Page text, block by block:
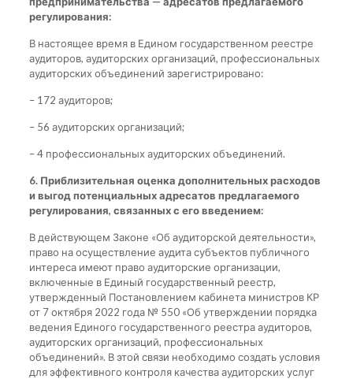
регулирования:
В настоящее время в Едином государственном реестре
аудиторов, аудиторских организаций, профессиональных
аудиторских объединений зарегистрировано:
– 172 аудиторов;
– 56 аудиторских организаций;
– 4 профессиональных аудиторских объединений.
6. Приблизительная оценка дополнительных расходов
и выгод потенциальных адресатов предлагаемого
регулирования, связанных с его введением:
В действующем Законе «Об аудиторской деятельности»,
право на осуществление аудита субъектов публичного
интереса имеют право аудиторские организации,
включенные в Единый государственный реестр,
утвержденный Постановлением кабинета министров КР
от 7 октября 2022 года № 550 «Об утверждении порядка
ведения Единого государственного реестра аудиторов,
аудиторских организаций, профессиональных
объединений». В этой связи необходимо создать условия
для эффективного контроля качества аудиторских услуг